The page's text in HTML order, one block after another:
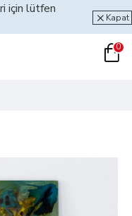
için lütfen
Kapat
0